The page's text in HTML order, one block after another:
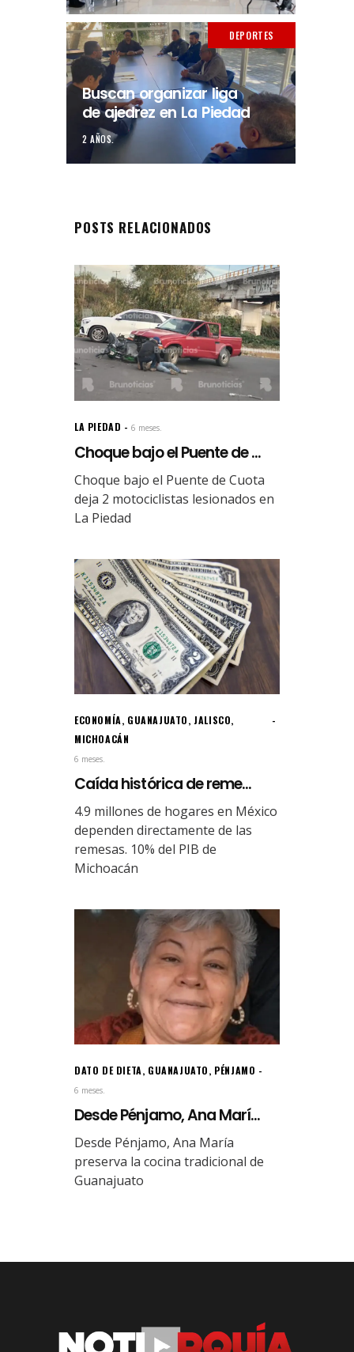
DEPORTES
Buscan organizar liga
de ajedrez en La Piedad
2 AÑOS.
POSTS RELACIONADOS
LA PIEDAD 6 meses.
Choque bajo el Puente de ...
Choque bajo el Puente de Cuota
deja 2 motociclistas lesionados en
La Piedad
ECONOMÍA, GUANAJUATO, JALISCO,
MICHOACÁN
6 meses.
Caída histórica de reme...
4.9 millones de hogares en México
dependen directamente de las
remesas. 10% del PIB de
Michoacán
DATO DE DIETA, GUANAJUATO, PÉNJAMO
6 meses.
Desde Pénjamo, Ana Marí...
Desde Pénjamo, Ana María
preserva la cocina tradicional de
Guanajuato